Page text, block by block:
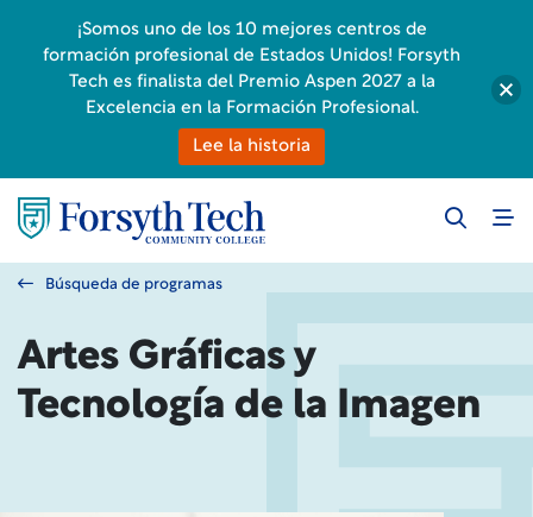
Búsqueda de programas
Artes Gráficas y
Tecnología de la Imagen
¡Somos uno de los 10 mejores centros de
formación profesional de Estados Unidos! Forsyth
Tech es finalista del Premio Aspen 2027 a la
Excelencia en la Formación Profesional.
Lee la historia